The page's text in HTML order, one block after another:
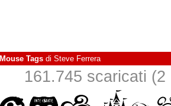
Mouse Tags di Steve Ferrera
161.745 scaricati (2